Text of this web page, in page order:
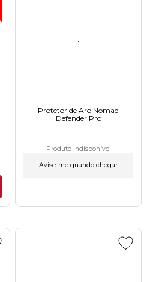
Protetor de Aro Nomad
Defender Pro
Produto Indisponível
Avise-me quando chegar